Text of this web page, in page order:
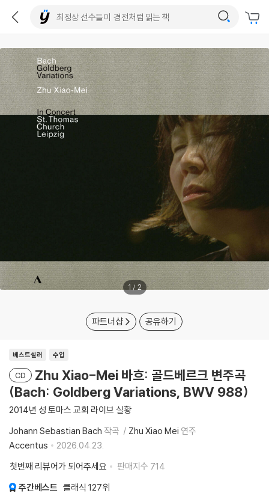
1 / 2
파트너샵 공유하기
베스트셀러 수입
CD
Zhu Xiao-Mei 바흐: 골드베르크 변주곡
(Bach: Goldberg Variations, BWV 988)
2014년 성 토마스 교회 라이브 실황
Johann Sebastian Bach 작곡 Zhu Xiao Mei 연주
Accentus
2026.04.23.
첫번째 리뷰어가 되어주세요
판매지수 714
주간베스트 클래식 127위